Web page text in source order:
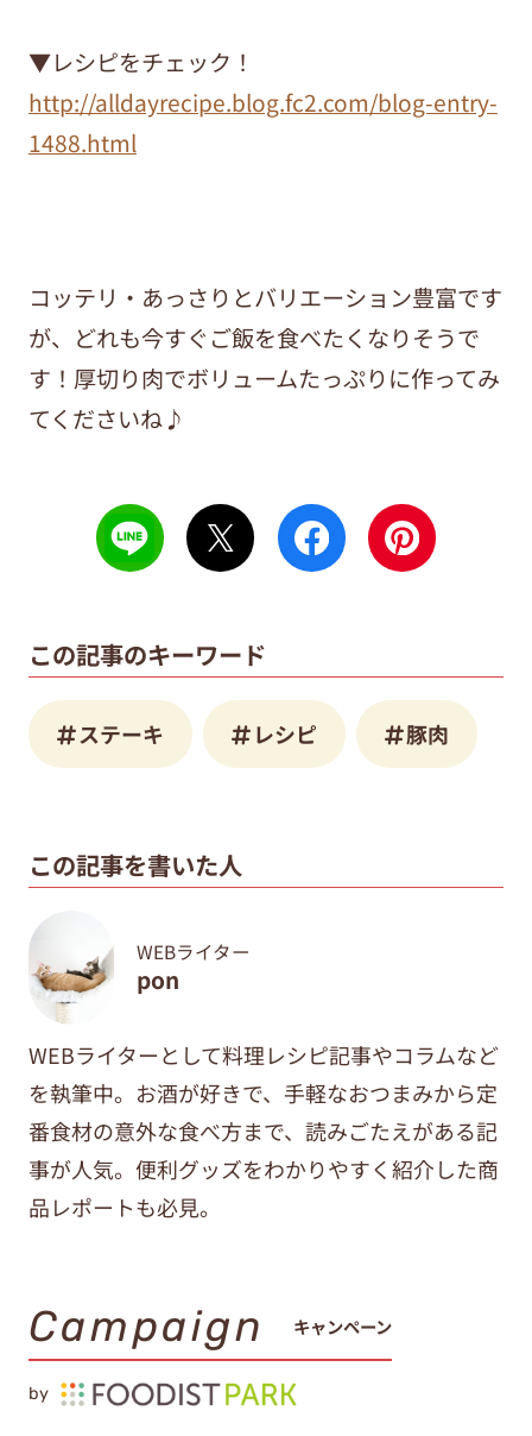
▼レシピをチェック！
http://alldayrecipe.blog.fc2.com/blog-entry-
1488.html
コッテリ・あっさりとバリエーション豊富です
が、どれも今すぐご飯を食べたくなりそうで
す！厚切り肉でボリュームたっぷりに作ってみ
てくださいね♪
この記事のキーワード
ステーキ レシピ 豚肉
この記事を書いた人
WEBライター
pon
WEBライターとして料理レシピ記事やコラムなど
を執筆中。 お酒が好きで、手軽なおつまみから定
番食材の意外な食べ方まで、 読みごたえがある記
事が人気。便利グッズをわかりやすく紹介した商
品レポートも必見。
Campaign キャンペーン
by